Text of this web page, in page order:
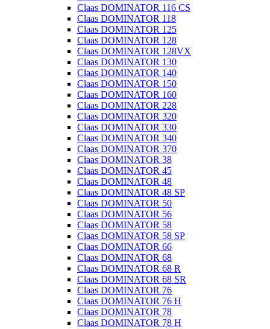
Claas DOMINATOR 116 CS
Claas DOMINATOR 118
Claas DOMINATOR 125
Claas DOMINATOR 128
Claas DOMINATOR 128VX
Claas DOMINATOR 130
Claas DOMINATOR 140
Claas DOMINATOR 150
Claas DOMINATOR 160
Claas DOMINATOR 228
Claas DOMINATOR 320
Claas DOMINATOR 330
Claas DOMINATOR 340
Claas DOMINATOR 370
Claas DOMINATOR 38
Claas DOMINATOR 45
Claas DOMINATOR 48
Claas DOMINATOR 48 SP
Claas DOMINATOR 50
Claas DOMINATOR 56
Claas DOMINATOR 58
Claas DOMINATOR 58 SP
Claas DOMINATOR 66
Claas DOMINATOR 68
Claas DOMINATOR 68 R
Claas DOMINATOR 68 SR
Claas DOMINATOR 76
Claas DOMINATOR 76 H
Claas DOMINATOR 78
Claas DOMINATOR 78 H